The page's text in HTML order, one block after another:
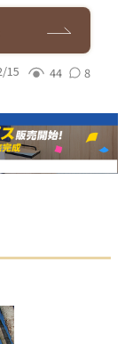
15 44 8